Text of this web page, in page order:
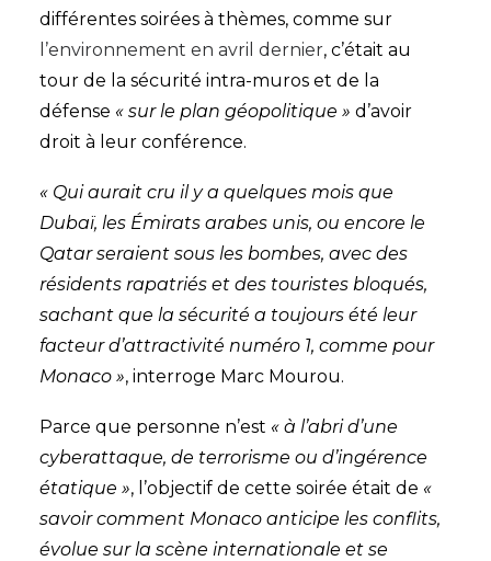
différentes soirées à thèmes, comme sur
l’environnement en avril dernier, c’était au
tour de la sécurité intra-muros et de la
défense « sur le plan géopolitique » d’avoir
droit à leur conférence.
« Qui aurait cru il y a quelques mois que
Dubaï, les Émirats arabes unis, ou encore le
Qatar seraient sous les bombes, avec des
résidents rapatriés et des touristes bloqués,
sachant que la sécurité a toujours été leur
facteur d’attractivité numéro 1, comme pour
Monaco », interroge Marc Mourou.
Parce que personne n’est « à l’abri d’une
cyberattaque, de terrorisme ou d’ingérence
étatique », l’objectif de cette soirée était de «
savoir comment Monaco anticipe les conflits,
évolue sur la scène internationale et se